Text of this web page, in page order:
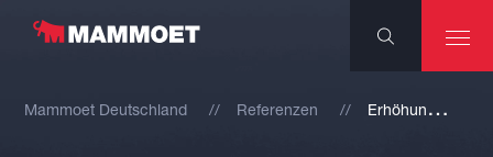
Mammoet Deutschland Referenzen E
rhöhung der Kapazitäten zur Energieerzeugung in Ägypten in kürzester Zeit